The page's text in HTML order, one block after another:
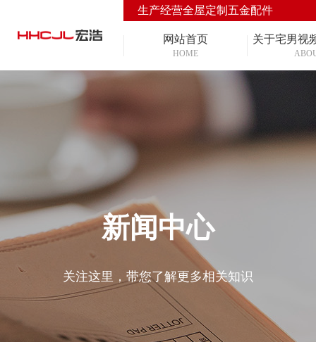
生产经营全屋定制五金配件
网站首页
HOME
关于宅男视
新闻中心
关注这里，带您了解更多相关知识